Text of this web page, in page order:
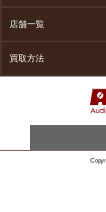
店舗一覧
買取方法